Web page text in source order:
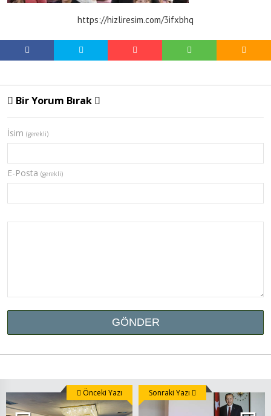
https://hizliresim.com/3ifxbhq
Bir Yorum Bırak
İsim (gerekli)
E-Posta (gerekli)
Önceki Yazı Sonraki Yazı